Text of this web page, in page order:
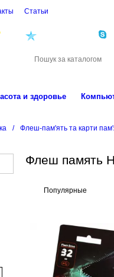
Cтатьи
и здоровье
/ Флеш-пам'ять та карти
Флеш память
Популярные